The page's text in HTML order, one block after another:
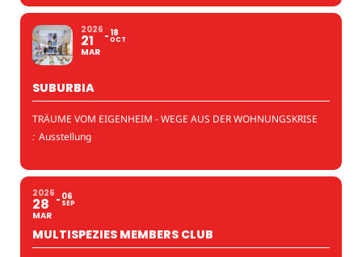
2026
21
MAR
18
OCT
SUBURBIA
TRÄUME VOM EIGENHEIM - WEGE AUS DER WOHNUNGSKRISE
: Ausstellung
2026
28
MAR
06
SEP
MULTISPEZIES MEMBERS CLUB